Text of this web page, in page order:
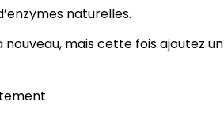
naturelles.
mais cette fois ajoutez un